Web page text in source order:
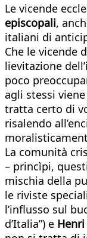
Le vicende
episcopali,
italiani di
Che le vicende
lievitazione
poco
agli stessi
tratta certo di
risalendo
La comunità
– princìpi,
mischia della
le riviste
l’influsso sul
d’Italia”) e